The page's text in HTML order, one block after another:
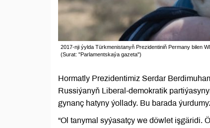
2017-nji ýylda Türkmenistanyň Prezidentiniň Permany bilen
(Surat: "Parlamentskaýa gazeta")
Hormatly Prezidentimiz Serdar
Russiýanyň Liberal-demokratik
gynanç hatyny ýollady. Bu barada
“Ol tanymal syýasatçy we döwlet işgäridi.